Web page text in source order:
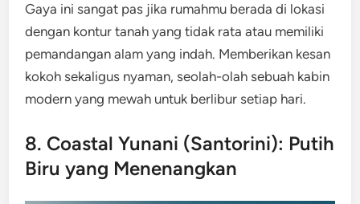
Gaya ini sangat pas jika rumahmu berada di lokasi
dengan kontur tanah yang tidak rata atau memiliki
pemandangan alam yang indah. Memberikan kesan
kokoh sekaligus nyaman, seolah-olah sebuah kabin
modern yang mewah untuk berlibur setiap hari.
8. Coastal Yunani (Santorini): Putih
Biru yang Menenangkan